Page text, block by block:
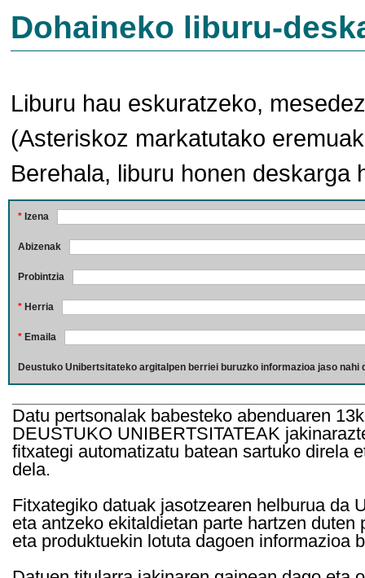
Dohaineko liburu-
Liburu hau eskuratzeko,
(Asteriskoz markatutako
Berehala, liburu honen deskarga
* Izena
Abizenak
Probintzia
* Herria
* Emaila
Deustuko Unibertsitateko argitalpen berriei buruzko informazioa jaso nahi
Datu pertsonalak babesteko abenduaren
DEUSTUKO UNIBERTSITATEAK
fitxategi automatizatu batean sartuko direla
dela.
Fitxategiko datuak jasotzearen helburua da
eta antzeko ekitaldietan parte hartzen
eta produktuekin lotuta dagoen informazioa